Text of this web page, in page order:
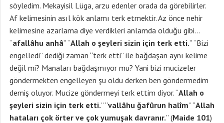
söyledim. Mekayisil Lüga, arzu edenler orada da görebilirler.
Af kelimesinin asıl kök anlamı terk etmektir. Az önce nehir
kelimesine azarlama diye verdikleri anlamda olduğu gibi…
“afallâhu anhâ” “Allah o şeyleri sizin için terk etti.” “Bizi
engelledi” dediği zaman “terk etti” ile bağdaşan aynı kelime
değil mi? Manaları bağdaşmıyor mu? Yani bizi mucizeler
göndermekten engelleyen şu oldu derken ben göndermedim
demiş oluyor. Mucize göndermeyi terk ettim diyor. “Allah o
şeyleri sizin için terk etti.” “vallâhu ğafûrun halîm” “Allah
hataları çok örter ve çok yumuşak davranır.” (Maide 101)